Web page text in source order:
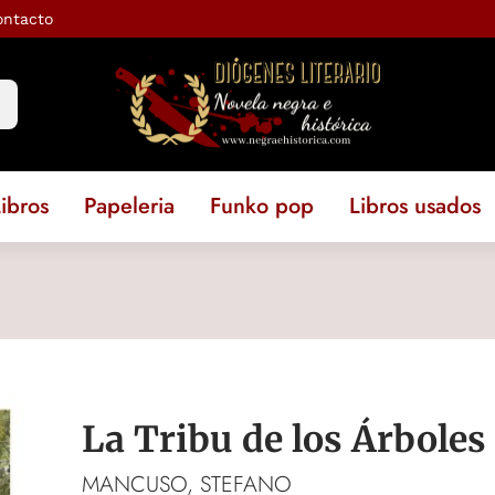
Papeleria Funko pop Libros usados
La Tribu de los Árboles
MANCUSO, STEFANO